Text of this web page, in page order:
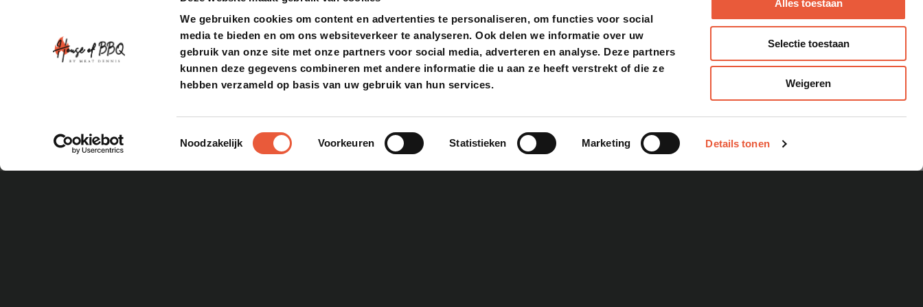
We gebruiken cookies om content en advertenties te personaliseren, om functies voor social
media te bieden en om ons websiteverkeer te analyseren. Ook delen we informatie over uw
gebruik van onze site met onze partners voor social media, adverteren en analyse. Deze partners
kunnen deze gegevens combineren met andere informatie die u aan ze heeft verstrekt of die ze
hebben verzameld op basis van uw gebruik van hun services.
Toestemmingsselectie
Noodzakelijk Voorkeuren Statistieken Marketing Details tonen
Alles toestaan
Selectie toestaan
Weigeren